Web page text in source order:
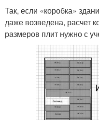
Так, если «коробка»
даже возведена, расчет
размеров плит нужно с